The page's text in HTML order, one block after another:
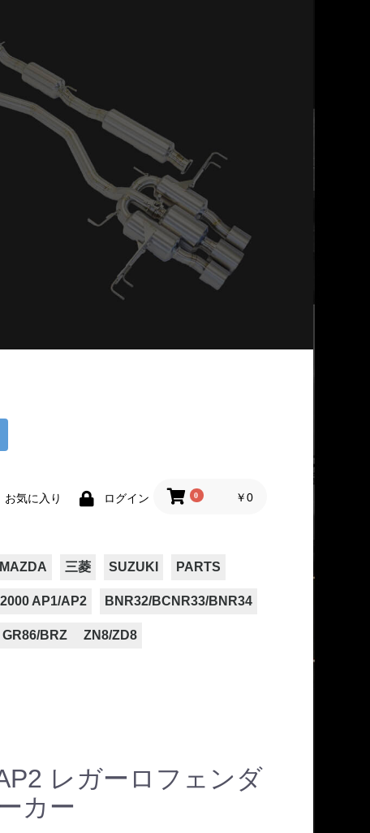
お気に入り ログイン 0 ￥0
MAZDA 三菱 SUZUKI PARTS
AP1/AP2 BNR32/BCNR33/BNR34
GR86/BRZ ZN8/ZD8
レガーロフェンダ
カー